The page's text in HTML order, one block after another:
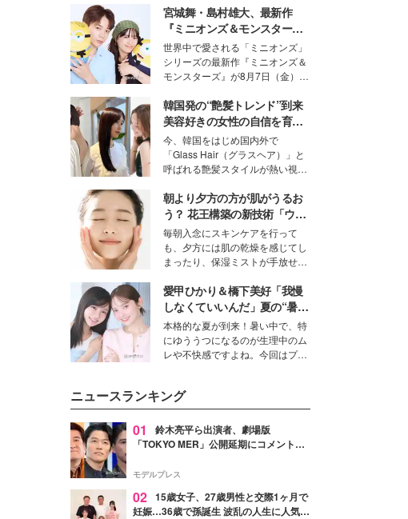
宮城舞・島村雄大、最新作
『ミニオンズ＆モンスター
ズ』の魅力熱弁 ハチャメチャ
だけじゃない“友情と絆”に感
動
世界中で愛される「ミニオンズ」
シリーズの最新作『ミニオンズ＆
モンスターズ』が8月7日（金）に
ニオン好き”という共通点を持つモ
デルの宮城舞と島村雄大の特別対
談をお届け！それぞれの視点か
ら、今作ならではの魅力や予想外
の感動をもたらす奥深いストーリ
ーについて熱く語り合ってもらっ
た。
韓国発の“艶髪トレンド”到来
美容好きの女性の自信を育む
「ヘアケア事情」って？
今、韓国をはじめ国内外で
「Glass Hair（グラスヘア）」と
呼ばれる艶髪スタイルが熱い視線
ションの完成度を高めるベースと
して、“髪そのものの美しさ”に改
めて注目する人が増えている様
子。今回は、そんな憧れの艶やか
な髪を日常で叶える、美容好きの
女性たちのヘアケア事情を紹介し
ます。
朝より夕方の方が肌がうるお
う？ 花王構築の新技術「ウォ
ーターキャプチャリングスキ
ン（捕水肌）」がスキンケア
の常識を変える予感
毎朝入念にスキンケアを行って
も、夕方には肌の乾燥を感じてし
まったり、保湿ミストが手放せな
な美容の常識を大きく変える可能
性を秘めた、革新的な「Water
Capturing Skin（ウォーターキャ
プチャリングスキン：捕水肌）」
技術を、花王が構築した。
愛甲ひかり＆橋下美好「我慢
しなくていいんだ」夏の“暑さ
対策”の新しい選択肢とは？
本格的な夏が到来！暑い中で、特
にゆううつになるのが生理中のム
レや不快感ですよね。今回はプラ
好さんを迎えて本音で女子会トー
ク。猛暑のお出かけを快適に過ご
すヒントや、2人が感動した夏の
生理の新常識にも迫りました。
ニュースランキング
01
鈴木亮平ら出演者、劇場版
「TOKYO MER」公開延期にコメント
最大の敬意とエールを」
モデルプレス
02 15歳女子、27歳男性と交際1ヶ月で
妊娠…36歳で孫誕生 波乱の人生に人気タ